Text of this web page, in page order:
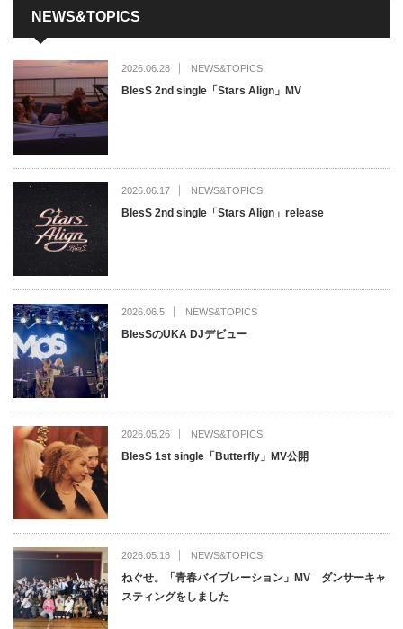
NEWS&TOPICS
2026.06.28 NEWS&TOPICS
BlesS 2nd single「Stars Align」MV
2026.06.17 NEWS&TOPICS
BlesS 2nd single「Stars Align」release
2026.06.5 NEWS&TOPICS
BlesSのUKA DJデビュー
2026.05.26 NEWS&TOPICS
BlesS 1st single「Butterfly」MV公開
2026.05.18 NEWS&TOPICS
ねぐせ。「青春バイブレーション」MV ダンサーキャ
スティングをしました